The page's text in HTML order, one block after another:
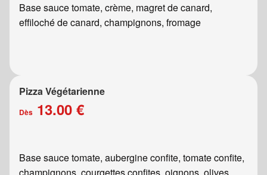
Base sauce tomate, crème, magret de canard,
effiloché de canard, champignons, fromage
Pizza Végétarienne
Dès 13.00 €
Base sauce tomate, aubergine confite, tomate confite,